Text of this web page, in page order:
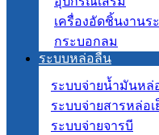
เครื่องอัดชิ้นงานร
กระบอกลม
ระบบหล่อลื่น
ระบบจ่ายน้ำมันหล่
ระบบจ่ายสารหล่อเ
ระบบจ่ายจารบี